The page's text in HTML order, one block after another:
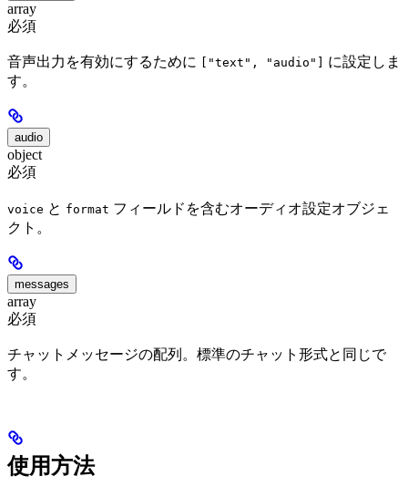
array
必須
音声出力を有効にするために ["text", "audio"]
に設定しま
す。
audio
object
必須
voice と format フィールドを含むオーディオ設定オブジェ
クト。
messages
array
必須
チャットメッセージの配列。標準のチャット形式と同じで
す。
使用方法